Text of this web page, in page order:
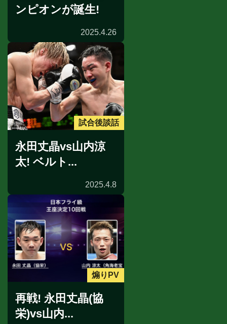
ンピオンが誕生!
2025.4.26
試合後談話
永田丈晶vs山内涼
太! ベルト...
2025.4.8
煽りPV
再戦! 永田丈晶(協
栄)vs山内...